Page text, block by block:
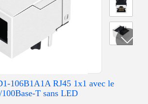
106B1A1A RJ45 1x1 avec le
T sans LED